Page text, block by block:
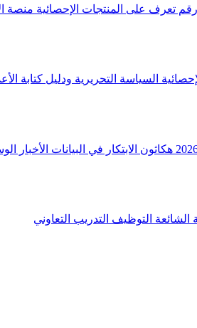
تعرف على المنتجات الإحصائية منصة
السياسة التحريرية ودليل كتابة
هكاثون الابتكار في البيانات الأخبار
الشائعة التوظيف التدريب التعاوني